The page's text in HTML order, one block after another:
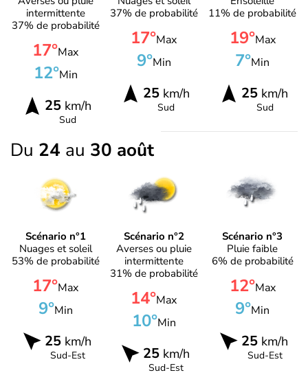
intermittente
37% de probabilité
17°Max
12°Min
25km/h
Sud
37% de probabilité
17°Max
9°Min
25km/h
Sud
11% de probabilité
19°Max
7°Min
25 km/h
Sud
Du 24 au 30 août
Scénario n°1
Nuages et soleil
53% de probabilité
17°Max
9°Min
25km/h
Sud-Est
Scénario n°2
Averses ou pluie
intermittente
31% de probabilité
14°Max
10°Min
25km/h
Sud-Est
Scénario n°3
Pluie faible
6% de probabilité
12°Max
9°Min
25 km/h
Sud-Est